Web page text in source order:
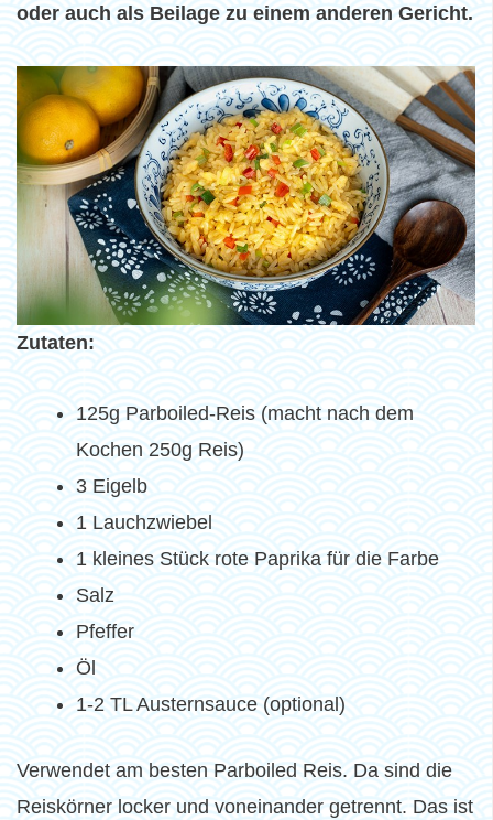
oder auch als Beilage zu einem anderen Gericht.
Zutaten:
125g Parboiled-Reis (macht nach dem
Kochen 250g Reis)
3 Eigelb
1 Lauchzwiebel
1 kleines Stück rote Paprika für die Farbe
Salz
Pfeffer
Öl
1-2 TL Austernsauce (optional)
Verwendet am besten Parboiled Reis. Da sind die
Reiskörner locker und voneinander getrennt. Das ist